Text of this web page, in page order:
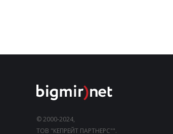
© 2000-2024,
ТОВ "КЕПРЕЙТ ПАРТНЕРС"".